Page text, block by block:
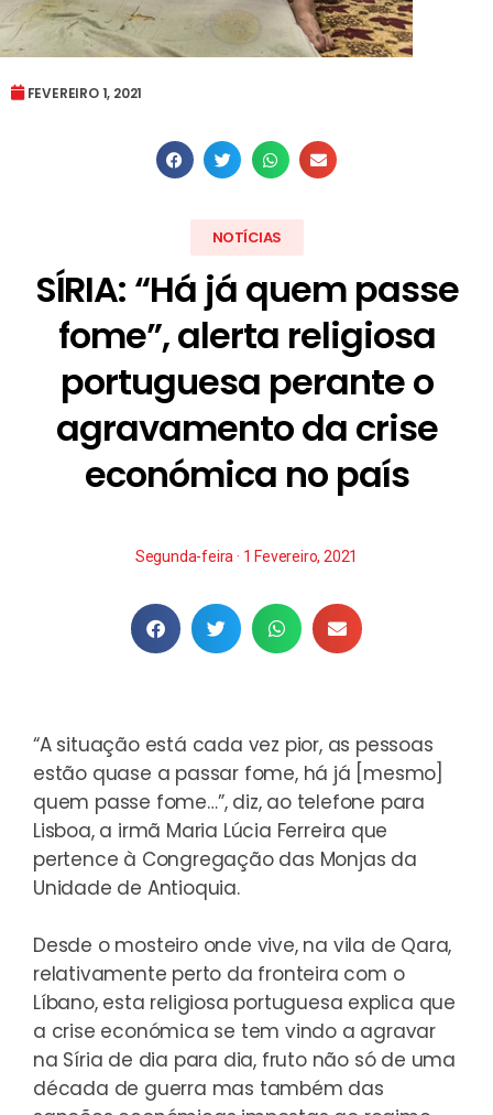
FEVEREIRO 1, 2021
NOTÍCIAS
SÍRIA: “Há já quem passe
fome”, alerta religiosa
portuguesa perante o
agravamento da crise
económica no país
Segunda-feira · 1 Fevereiro, 2021
“A situação está cada vez pior, as pessoas
estão quase a passar fome, há já [mesmo]
quem passe fome…”, diz, ao telefone para
Lisboa, a irmã Maria Lúcia Ferreira que
pertence à Congregação das Monjas da
Unidade de Antioquia.
Desde o mosteiro onde vive, na vila de Qara,
relativamente perto da fronteira com o
Líbano, esta religiosa portuguesa explica que
a crise económica se tem vindo a agravar
na Síria de dia para dia, fruto não só de uma
década de guerra mas também das